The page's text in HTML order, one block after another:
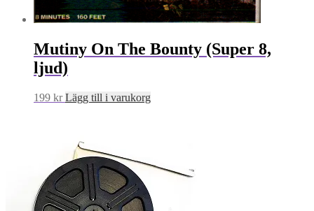
Mutiny On The Bounty (Super 8,
ljud)
199 kr Lägg till i varukorg